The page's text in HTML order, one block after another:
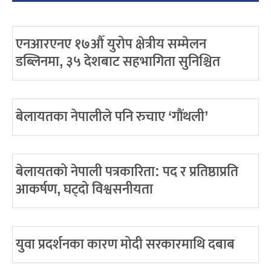
एनआरएनए १७औँ युरोप क्षेत्रीय सम्मेलन
डब्लिनमा, ३५ देशबाट सहभागिता सुनिश्चित
बेलायतका नेपालीले पनि रुचाए ‘गौंथली’
बेलायतको नेपाली पत्रकारिता: पद र प्रतिष्ठाप्रति
आकर्षण, घट्दो विश्वसनीयता
युवा प्रदर्शनका कारण मोदी सरकारमाथि दबाब